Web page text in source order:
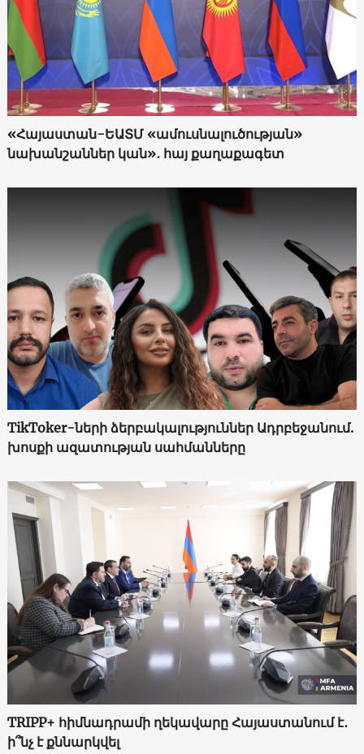
«Հայաստան-ԵԱՏՄ «ամուսնալուծության»
նախանշաններ կան»․ հայ քաղաքագետ
TikToker-ների ձերբակալություններ Ադրբեջանում.
խոսքի ազատության սահմանները
TRIPP+ հիմնադրամի ղեկավարը Հայաստանում է․
ի՞նչ է քննարկվել